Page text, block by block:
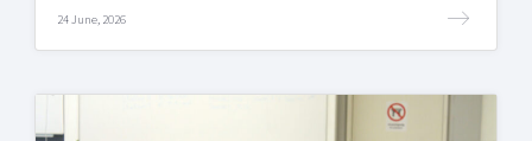
24 June, 2026